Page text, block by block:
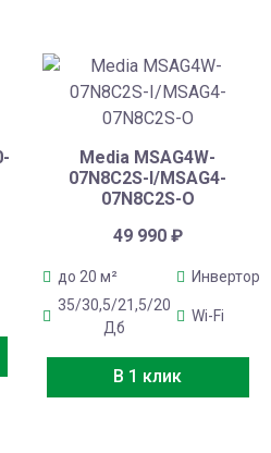
Media MSAG4W-
07N8C2S-I/MSAG4-
07N8C2S-O
49 990 ₽
до 20 м²
Инвертор
35/30,5/21,5/20
Дб
Wi-Fi
В 1 клик